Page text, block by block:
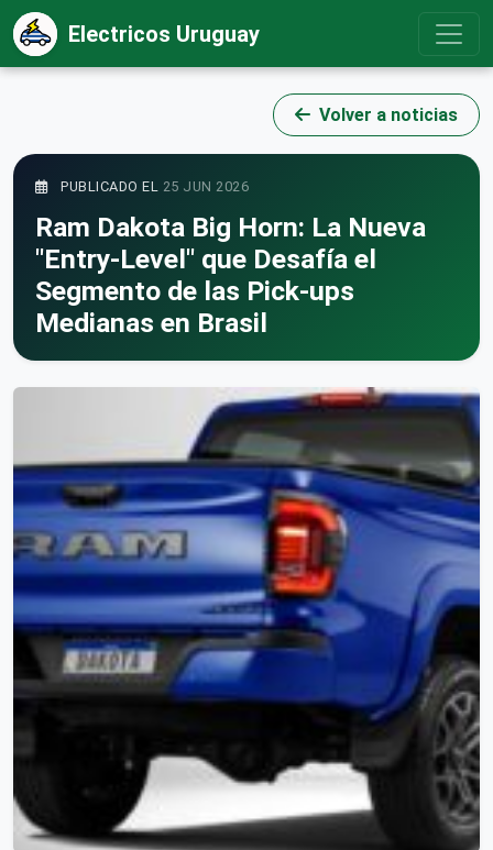
Electricos Uruguay
Volver a noticias
PUBLICADO EL 25 JUN 2026
Ram Dakota Big Horn: La Nueva
"Entry-Level" que Desafía el
Segmento de las Pick-ups
Medianas en Brasil